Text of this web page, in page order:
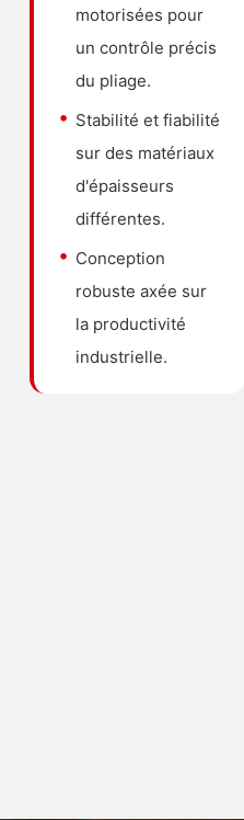
motorisées pour
un contrôle précis
du pliage.
Stabilité et fiabilité
sur des matériaux
d'épaisseurs
différentes.
Conception
robuste axée sur
la productivité
industrielle.